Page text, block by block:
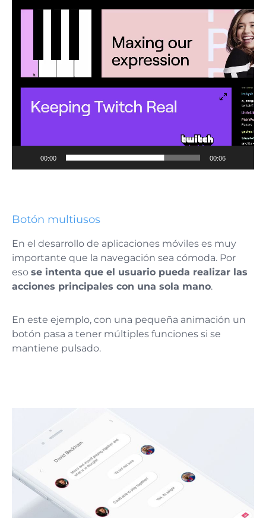
00:00 00:06
Botón multiusos
En el desarrollo de aplicaciones móviles es muy
importante que la navegación sea cómoda. Por
eso se intenta que el usuario pueda realizar las
acciones principales con una sola mano.
En este ejemplo, con una pequeña animación un
botón pasa a tener múltiples funciones si se
mantiene pulsado.